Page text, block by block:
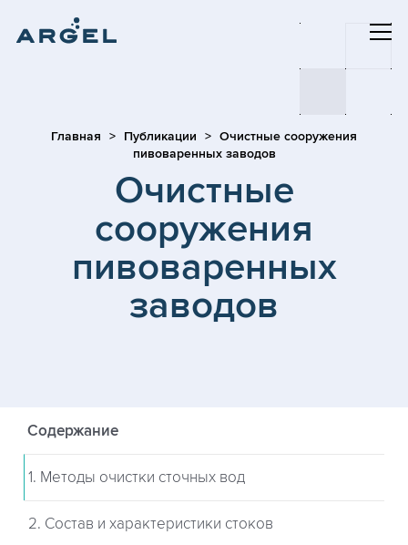
Главная Публикации
Очистные сооружения
пивоваренных заводов
Очистные
сооружения
пивоваренных
заводов
Содержание
1. Методы очистки сточных вод
2. Состав и характеристики стоков